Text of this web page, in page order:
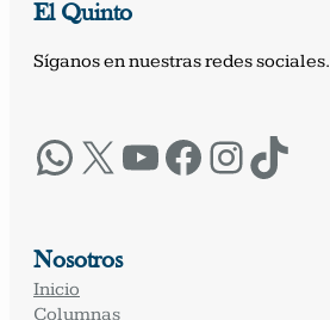
El Quinto
Síganos en nuestras redes sociales.
WhatsApp X YouTube Facebook InstagramTikTok
Nosotros
Inicio
Columnas